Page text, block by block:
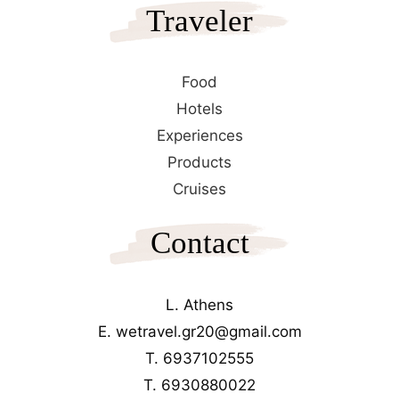
Traveler
Food
Hotels
Experiences
Products
Cruises
Contact
L. Athens
E. wetravel.gr20@gmail.com
T. 6937102555
T. 6930880022